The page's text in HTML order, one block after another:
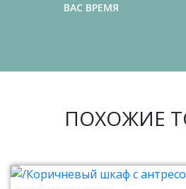
ВАС ВРЕМЯ
ПОХОЖИЕ